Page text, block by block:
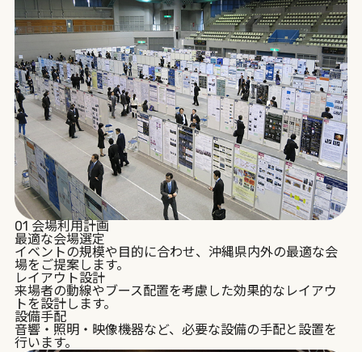
01 会場利用計画
最適な会場選定
イベントの規模や目的に合わせ、沖縄県内外の最適な会
場をご提案します。
レイアウト設計
来場者の動線やブース配置を考慮した効果的なレイアウ
トを設計します。
設備手配
音響・照明・映像機器など、必要な設備の手配と設置を
行います。